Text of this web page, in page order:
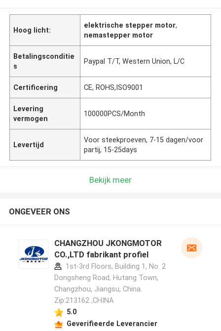
Hoog licht:
elektrische stepper motor,
nemastepper motor
Betalingsconditie
s
Paypal T/T, Western Union, L/C
Certificering CE, ROHS,ISO9001
Levering
vermogen
100000PCS/Month
Levertijd
Voor steekproeven, 7-15 dagen/voor
partij, 15-25days
Bekijk meer
ONGEVEER ONS
CHANGZHOU JKONGMOTOR
CO.,LTD fabrikant profiel
1st-3rd Floors, Building 1, No. 2
Dongsheng Road, Hutang Town,
Changzhou, Jiangsu, China.
Zip:213162 ,CHINA
5.0
Geverifieerde Leverancier